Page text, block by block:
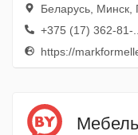
Беларусь, Минск,
+375 (17) 362-81-...
https://